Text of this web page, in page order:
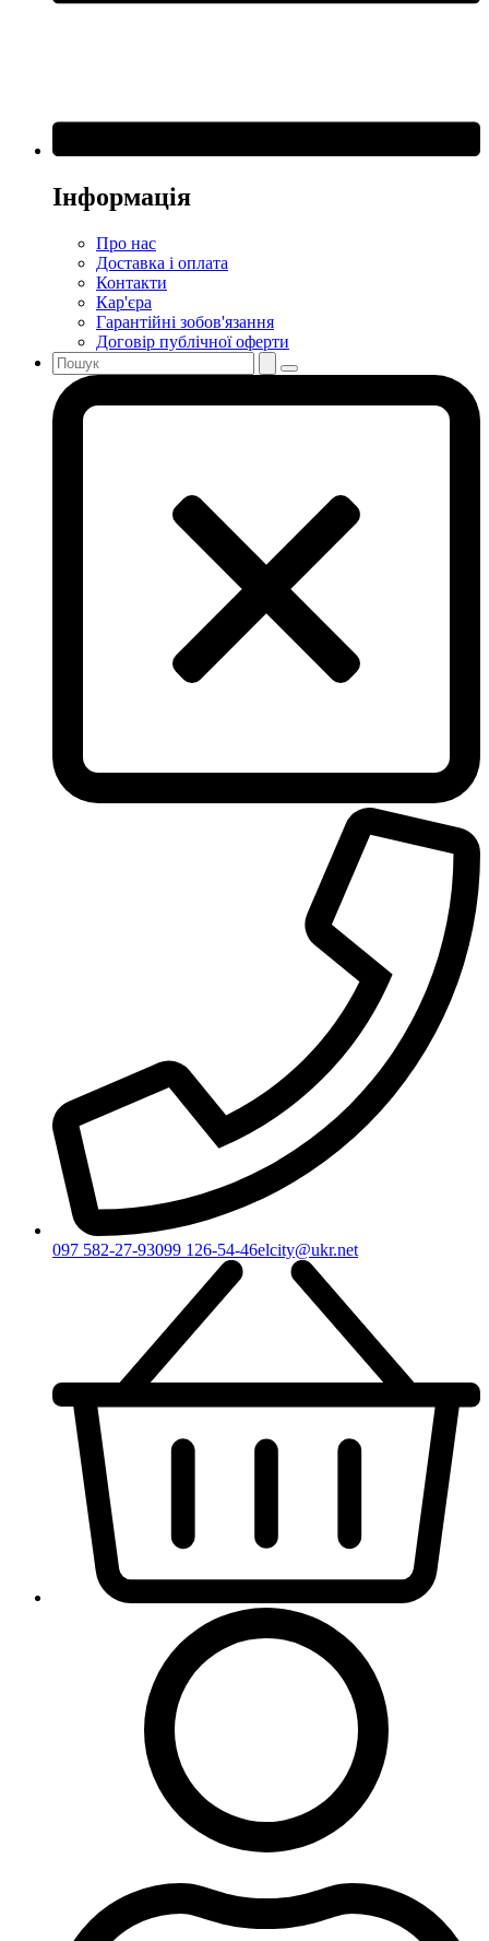
Інформація
Про нас
Доставка і оплата
Контакти
Кар'єра
Гарантійні зобов'язання
Договір публічної оферти
097 582-27-93099 126-54-46elcity@ukr.net